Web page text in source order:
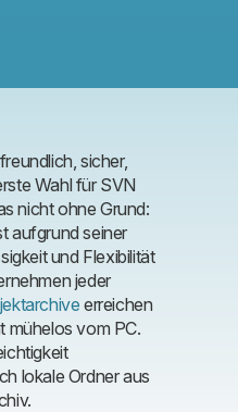
sicher,
Wahl für SVN
nicht ohne Grund:
aufgrund seiner
und Flexibilität
jeder
erreichen
mühelos vom PC.
lokale Ordner aus